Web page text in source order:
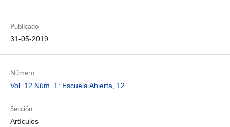
Publicado
31-05-2019
Número
Vol. 12 Núm. 1: Escuela Abierta, 12
Sección
Artículos